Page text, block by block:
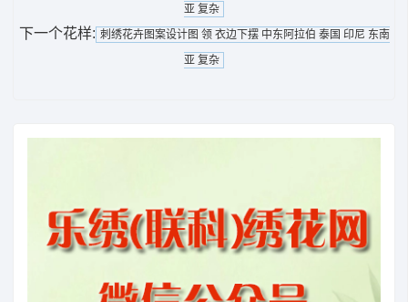
亚 复杂
下一个花样: 刺绣花卉图案设计图 领 衣边下摆 中东阿拉伯 泰国 印尼 东南
亚 复杂